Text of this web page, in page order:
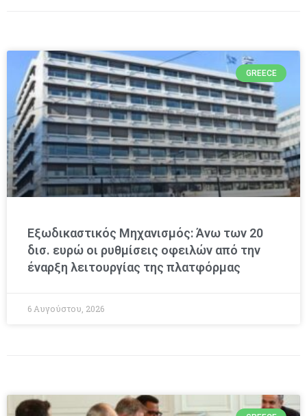
GREECE
Εξωδικαστικός Μηχανισμός: Άνω των 20
δισ. ευρώ οι ρυθμίσεις οφειλών από την
έναρξη λειτουργίας της πλατφόρμας
6 Αυγούστου, 2026